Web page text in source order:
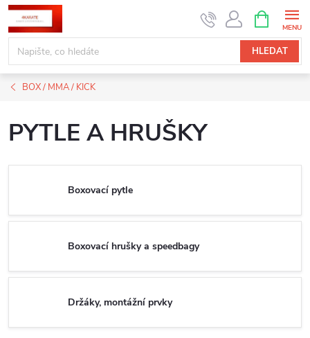
Přejít
na
obsah
HLEDAT
NÁKUPNÍ
KOŠÍK
BOX / MMA / KICK
PYTLE A HRUŠKY
Boxovací pytle
Boxovací hrušky a speedbagy
Držáky, montážní prvky